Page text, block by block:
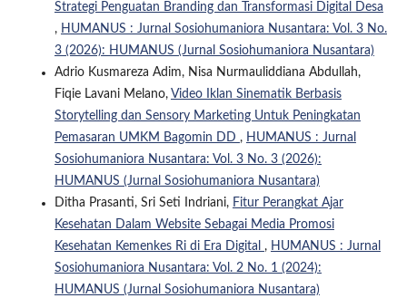
Strategi Penguatan Branding dan Transformasi Digital Desa
, HUMANUS : Jurnal Sosiohumaniora Nusantara: Vol. 3 No.
3 (2026): HUMANUS (Jurnal Sosiohumaniora Nusantara)
Adrio Kusmareza Adim, Nisa Nurmauliddiana Abdullah,
Fiqie Lavani Melano, Video Iklan Sinematik Berbasis
Storytelling dan Sensory Marketing Untuk Peningkatan
Pemasaran UMKM Bagomin DD , HUMANUS : Jurnal
Sosiohumaniora Nusantara: Vol. 3 No. 3 (2026):
HUMANUS (Jurnal Sosiohumaniora Nusantara)
Ditha Prasanti, Sri Seti Indriani, Fitur Perangkat Ajar
Kesehatan Dalam Website Sebagai Media Promosi
Kesehatan Kemenkes Ri di Era Digital , HUMANUS : Jurnal
Sosiohumaniora Nusantara: Vol. 2 No. 1 (2024):
HUMANUS (Jurnal Sosiohumaniora Nusantara)